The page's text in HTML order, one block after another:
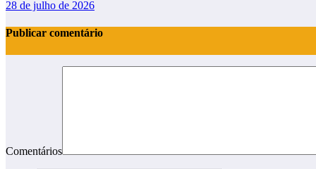
28 de julho de 2026
Publicar comentário
Comentários